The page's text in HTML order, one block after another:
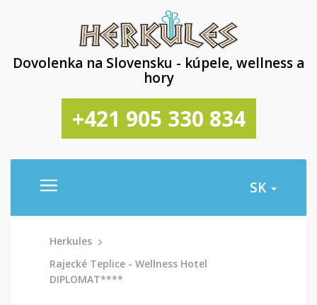
Dovolenka na Slovensku - kúpele, wellness a
hory
+421 905 330 834
SK
Herkules
Rajecké Teplice - Wellness Hotel
DIPLOMAT****